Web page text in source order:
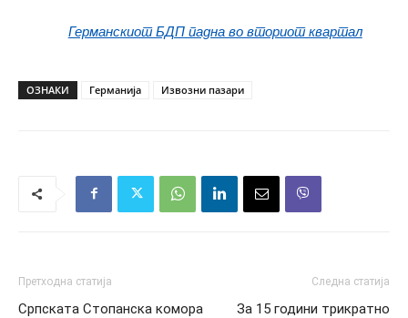
Германскиот БДП падна во вториот квартал
ОЗНАКИ Германија Извозни пазари
Претходна статија
Српската Стопанска комора
Следна статија
За 15 години трикратно